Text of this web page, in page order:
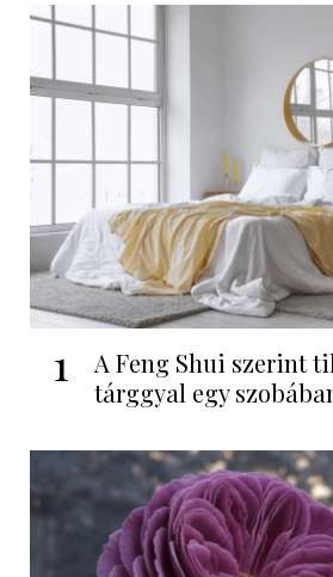
1
A Feng Shui szerint
tárggyal egy